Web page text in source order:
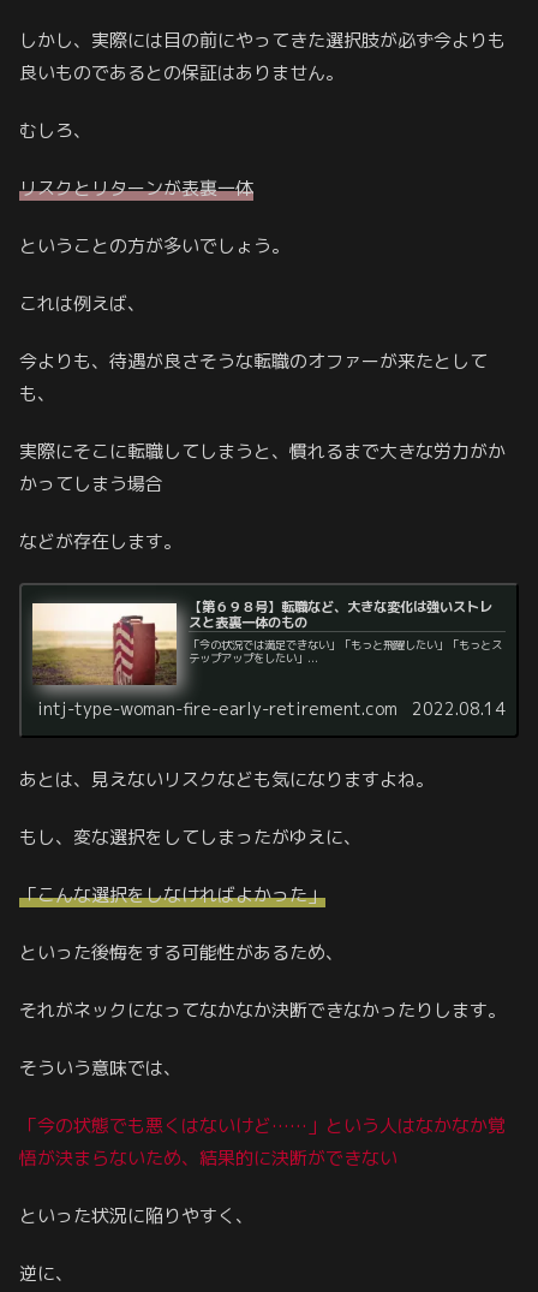
しかし、実際には目の前にやってきた選択肢が必ず今よりも
良いものであるとの保証はありません。
むしろ、
リスクとリターンが表裏一体
ということの方が多いでしょう。
これは例えば、
今よりも、待遇が良さそうな転職のオファーが来たとして
も、
実際にそこに転職してしまうと、慣れるまで大きな労力がか
かってしまう場合
などが存在します。
【第６９８号】転職など、大きな変化は強いストレ
スと表裏一体のもの
「今の状況では満足できない」「もっと飛躍したい」「もっとス
テップアップをしたい」...
intj-type-woman-fire-early-retirement.com 2022.08.14
あとは、見えないリスクなども気になりますよね。
もし、変な選択をしてしまったがゆえに、
「こんな選択をしなければよかった」
といった後悔をする可能性があるため、
それがネックになってなかなか決断できなかったりします。
そういう意味では、
「今の状態でも悪くはないけど……」という人はなかなか覚
悟が決まらないため、結果的に決断ができない
といった状況に陥りやすく、
逆に、